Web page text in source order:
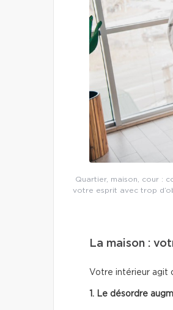
Quartier, maison, cour :
votre esprit avec trop
La maison :
Votre intérieur agit
1. Le désordre